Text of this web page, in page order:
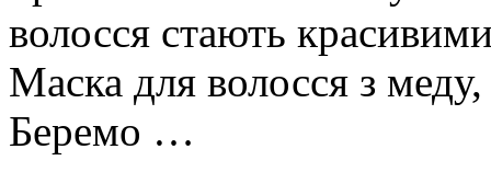
волосся стають
Маска для волосся з
Беремо …